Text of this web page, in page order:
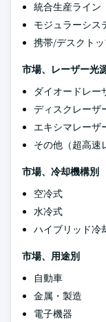
統合生産ライン
モジュラーシス
携帯/デスクト
市場、レーザー光
ダイオードレー
ディスクレーザ
エキシマレーザ
その他（超高速
市場、冷却機構別
空冷式
水冷式
ハイブリッド冷
市場、用途別
自動車
金属・製造
電子機器